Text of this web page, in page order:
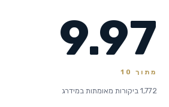
9.97
מתוך 10
1,772 ביקורות מאומתות במידרג